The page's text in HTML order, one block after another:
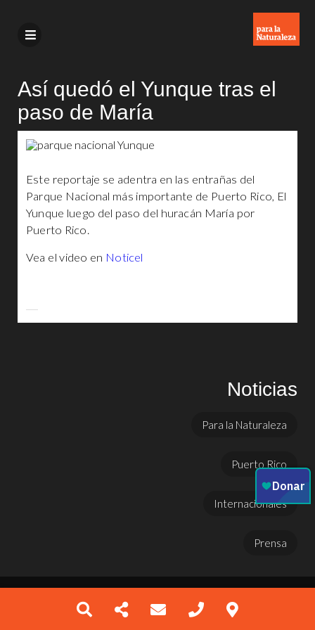
Así quedó el Yunque tras el
paso de María
Este reportaje se adentra en las entrañas del
Parque Nacional más importante de Puerto Rico, El
Yunque luego del paso del huracán María por
Puerto Rico.
Vea el video en Noticel
Noticias
Para la Naturaleza
Puerto Rico
Internacionales
Prensa